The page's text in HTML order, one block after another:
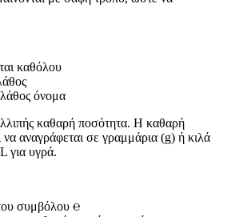
καθόλου
λάθος όνομα
καθαρή ποσότητα. Η καθαρή
να αναγράφεται σε γραμμάρια (g) ή κιλά
για υγρά.
συμβόλου ℮